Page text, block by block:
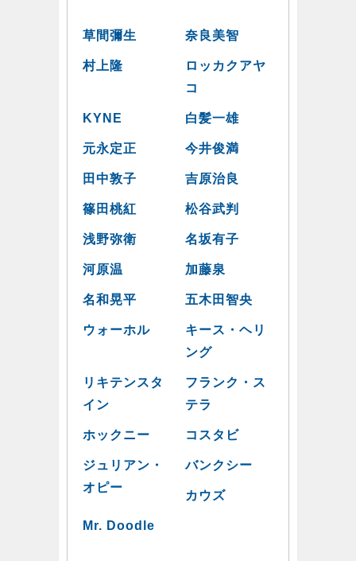
草間彌生 奈良美智
村上隆
ロッカクアヤ
コ
KYNE 白髪一雄
元永定正 今井俊満
田中敦子 吉原治良
篠田桃紅 松谷武判
浅野弥衛 名坂有子
河原温 加藤泉
名和晃平 五木田智央
ウォーホル
キース・ヘリ
ング
リキテンスタ
イン
フランク・ス
テラ
ホックニー コスタビ
ジュリアン・
オピー
バンクシー
カウズ
Mr. Doodle